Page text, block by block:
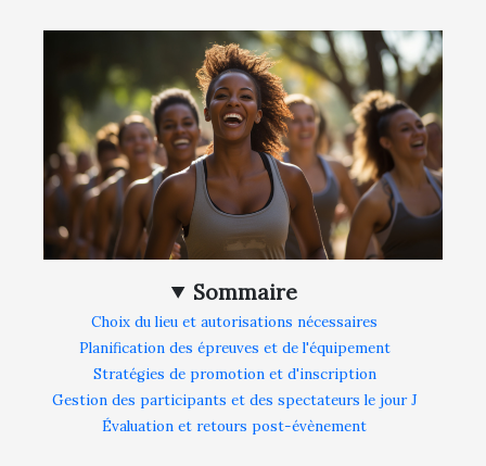
Sommaire
Choix du lieu et autorisations nécessaires
Planification des épreuves et de l'équipement
Stratégies de promotion et d'inscription
Gestion des participants et des spectateurs le jour J
Évaluation et retours post-évènement